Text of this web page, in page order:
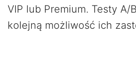
VIP lub Premium. Testy A/
kolejną możliwość ich